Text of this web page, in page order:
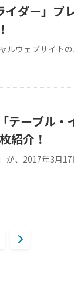
イダー」プ
ルウェブサイト
テーブル・
紹介！
が、2017年3月